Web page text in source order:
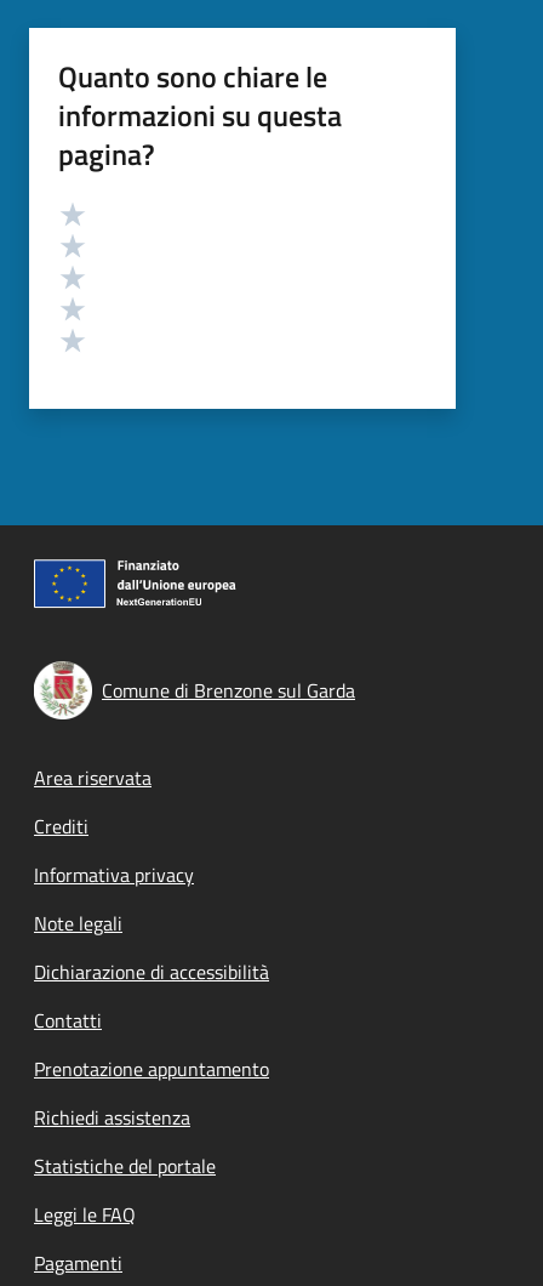
Quanto sono chiare le
informazioni su questa
pagina?
Valutazione
Comune di Brenzone sul Garda
Footer menu
Area riservata
Crediti
Informativa privacy
Note legali
Dichiarazione di accessibilità
Contatti
Prenotazione appuntamento
Richiedi assistenza
Statistiche del portale
Leggi le FAQ
Pagamenti